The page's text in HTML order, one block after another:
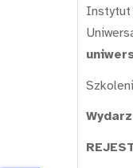
Instytut